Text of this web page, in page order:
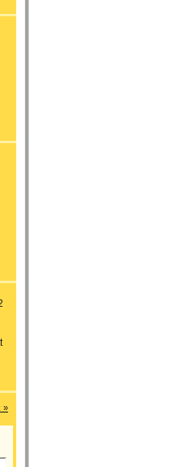
»